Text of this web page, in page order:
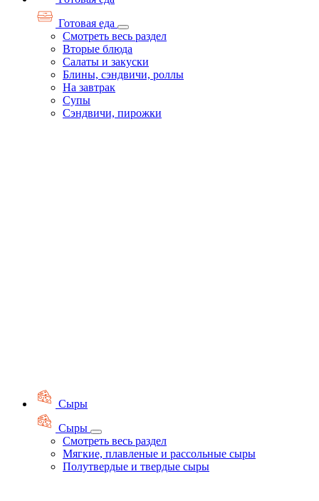
Готовая еда
Смотреть весь раздел
Вторые блюда
Салаты и закуски
Блины, сэндвичи, роллы
На завтрак
Супы
Сэндвичи, пирожки
Сыры
Сыры
Смотреть весь раздел
Мягкие, плавленые и рассольные сыры
Полутвердые и твердые сыры